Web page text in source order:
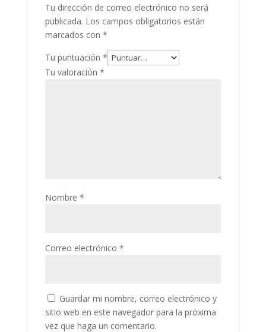
Tu dirección de correo electrónico no será
publicada. Los campos obligatorios están
marcados con *
Tu puntuación *
Tu valoración *
Nombre *
Correo electrónico *
Guardar mi nombre, correo electrónico y
sitio web en este navegador para la próxima
vez que haga un comentario.